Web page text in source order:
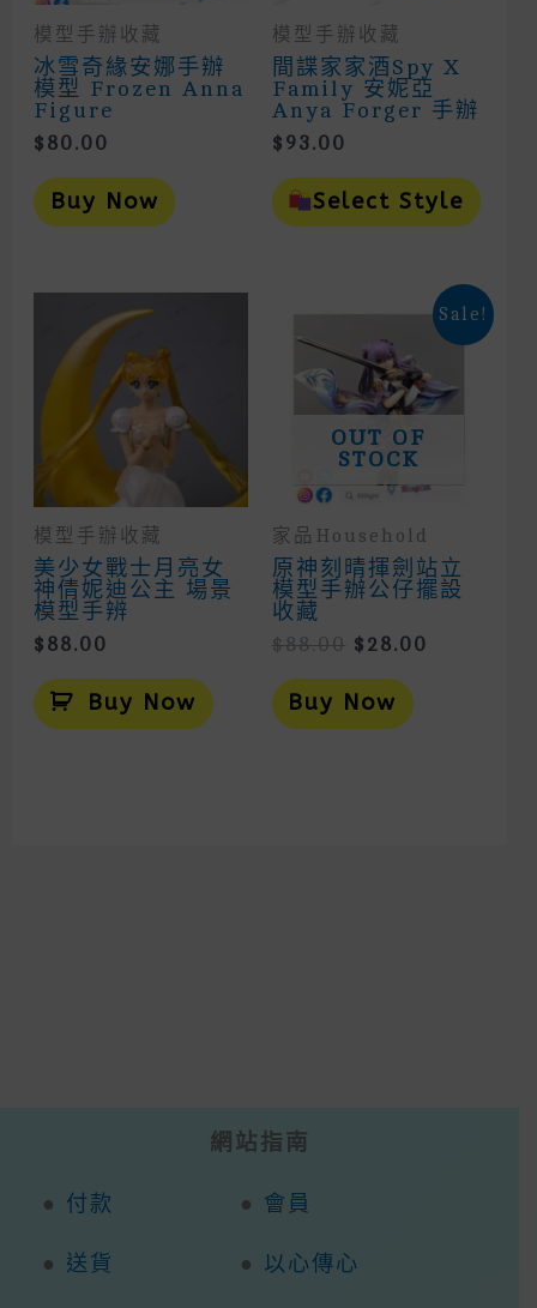
模型手辦收藏
冰雪奇緣安娜手辦
模型 Frozen Anna
Figure
$ 80.00
Buy Now
模型手辦收藏
間諜家家酒Spy X
Family 安妮亞
Anya Forger 手辦
$ 93.00
Select Style
Has
The
May
Be
模型手辦收藏
美少女戰士月亮女
神倩妮迪公主 場景
模型手辨
$ 88.00
Buy Now
Sale!
OUT OF
STOCK
家品household
原神刻晴揮劍站立
模型手辦公仔擺設
收藏
$88.00 Original
Was:
$88.00.
$ 28.00
Buy Now
網站指南
● 付款 ● 會員
● 送貨 ● 以心傳心